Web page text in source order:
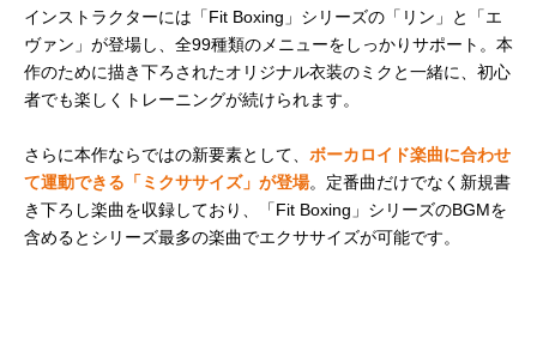
インストラクターには「Fit Boxing」シリーズの「リン」と「エ
ヴァン」が登場し、全99種類のメニューをしっかりサポート。本
作のために描き下ろされたオリジナル衣装のミクと一緒に、初心
者でも楽しくトレーニングが続けられます。
さらに本作ならではの新要素として、 ボーカロイド楽曲に合わせ
て運動できる「ミクササイズ」が登場。定番曲だけでなく新規書
き下ろし楽曲を収録しており、「Fit Boxing」シリーズのBGMを
含めるとシリーズ最多の楽曲でエクササイズが可能です。